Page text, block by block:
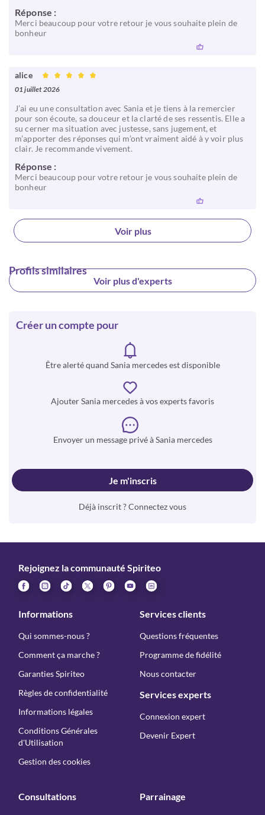
Réponse :
Merci beaucoup pour votre retour je vous souhaite plein de
bonheur
alice
01 juillet 2026
J’ai eu une consultation avec Sania et je tiens à la remercier
pour son écoute, sa douceur et la clarté de ses ressentis. Elle a
su cerner ma situation avec justesse, sans jugement, et
m’apporter des réponses qui m’ont vraiment aidé à y voir plus
clair. Je recommande vivement.
Réponse :
Merci beaucoup pour votre retour je vous souhaite plein de
bonheur
Voir plus
Profils similaires
Voir plus d'experts
Créer un compte pour
Être alerté quand Sania mercedes est disponible
Ajouter Sania mercedes à vos experts favoris
Envoyer un message privé à Sania mercedes
Je m'inscris
Déjà inscrit ? Connectez vous
Rejoignez la communauté Spiriteo
Informations
Qui sommes-nous ?
Comment ça marche ?
Garanties Spiriteo
Règles de confidentialité
Informations légales
Conditions Générales
d'Utilisation
Gestion des cookies
Services clients
Questions fréquentes
Programme de fidélité
Nous contacter
Services experts
Connexion expert
Devenir Expert
Consultations Parrainage